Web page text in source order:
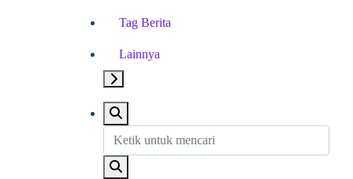
Tag Berita
Lainnya